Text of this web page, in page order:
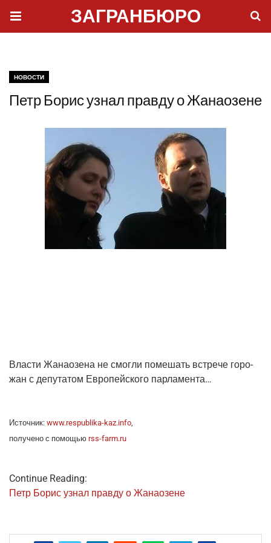
ЗАГРАНБЮРО
НОВОСТИ
Петр Борис узнал правду о Жанаозене
Вла­сти Жана­о­зе­на не смог­ли поме­шать встре­че горо­
жан с депу­та­том Евро­пей­ско­го парламента…
Источ­ник: www.respublika-kaz.info
полу­че­но с помо­щью rss-farm.ru
Continue Reading:
Петр Борис узнал прав­ду о Жанаозене